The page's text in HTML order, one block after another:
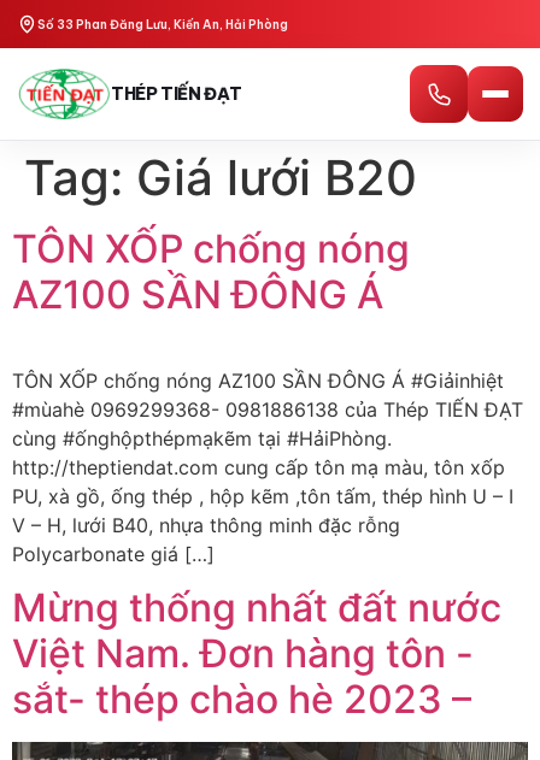
Số 33 Phan Đăng Lưu, Kiến An, Hải Phòng
THÉP TIẾN ĐẠT
Tag: Giá lưới B20
TÔN XỐP chống nóng
AZ100 SẦN ĐÔNG Á
TÔN XỐP chống nóng AZ100 SẦN ĐÔNG Á #Giảinhiệt
#mùahè 0969299368- 0981886138 của Thép TIẾN ĐẠT
cùng #ốnghộpthépmạkẽm tại #HảiPhòng.
http://theptiendat.com cung cấp tôn mạ màu, tôn xốp
PU, xà gồ, ống thép , hộp kẽm ,tôn tấm, thép hình U – I
V – H, lưới B40, nhựa thông minh đặc rỗng
Polycarbonate giá […]
Mừng thống nhất đất nước
Việt Nam. Đơn hàng tôn -
sắt- thép chào hè 2023 –